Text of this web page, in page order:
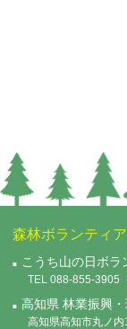
森林ボランティ
こうち山の日ボ
TEL 088-855-3905
高知県 林業振興
高知県高知市丸ノ